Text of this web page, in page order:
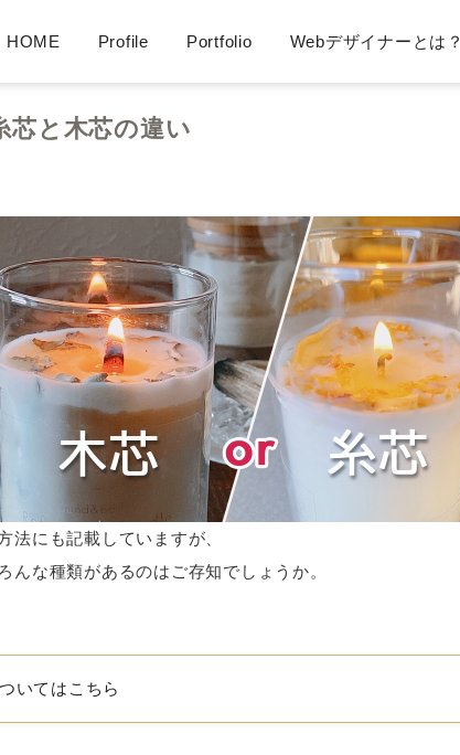
Design（リアンデザイン） Webデザイナー
HOME Profile Portfolio Webデザイナーとは？
と木芯の違い
法にも記載していますが、
んな種類があるのはご存知でしょうか。
いてはこちら